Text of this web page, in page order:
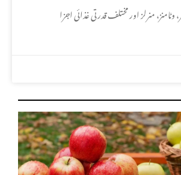
منرلز اور مختلف قدرتی غذائی اجزا